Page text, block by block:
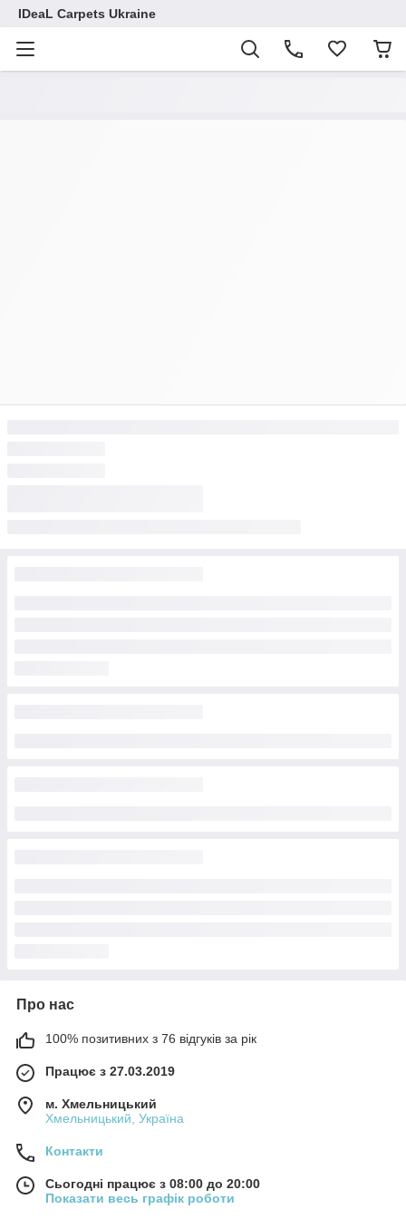
IDeaL Carpets Ukraine
Про нас
100% позитивних з 76 відгуків за рік
Працює з 27.03.2019
м. Хмельницький
Хмельницький, Україна
Контакти
Сьогодні працює з 08:00 до 20:00
Показати весь графік роботи